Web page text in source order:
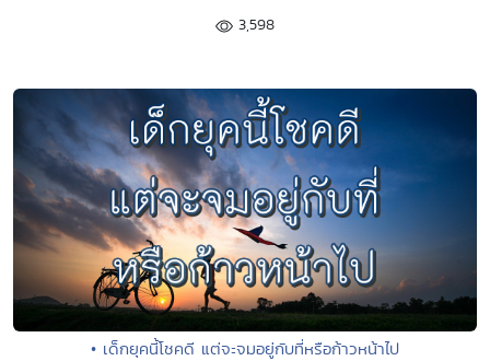
3,598
• เด็กยุคนี้โชคดี แต่จะจมอยู่กับที่หรือก้าวหน้าไป